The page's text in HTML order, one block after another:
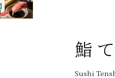
鮨
Sushi